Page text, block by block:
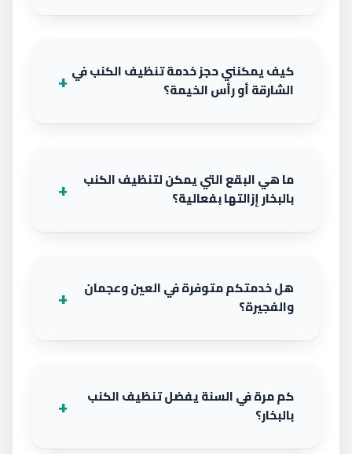
كيف يمكنني حجز خدمة تنظيف الكنب في
الشارقة أو رأس الخيمة؟
ما هي البقع التي يمكن لتنظيف الكنب
بالبخار إزالتها بفعالية؟
هل خدمتكم متوفرة في العين وعجمان
والفجيرة؟
كم مرة في السنة يفضل تنظيف الكنب
بالبخار؟